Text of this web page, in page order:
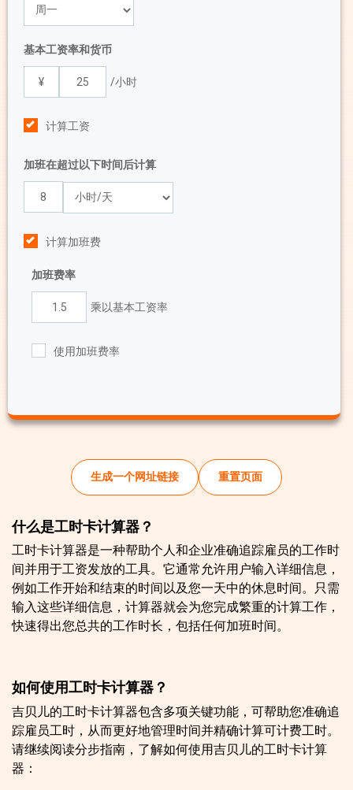
基本工资率和货币
/小时
计算工资
加班在超过以下时间后计算
计算加班费
加班费率
乘以基本工资率
使用加班费率
生成一个网址链接 重置页面
什么是工时卡计算器？
工时卡计算器是一种帮助个人和企业准确追踪雇员的工作时
间并用于工资发放的工具。它通常允许用户输入详细信息，
例如工作开始和结束的时间以及您一天中的休息时间。只需
输入这些详细信息，计算器就会为您完成繁重的计算工作，
快速得出您总共的工作时长，包括任何加班时间。
如何使用工时卡计算器？
吉贝儿的工时卡计算器包含多项关键功能，可帮助您准确追
踪雇员工时，从而更好地管理时间并精确计算可计费工时。
请继续阅读分步指南，了解如何使用吉贝儿的工时卡计算
器：